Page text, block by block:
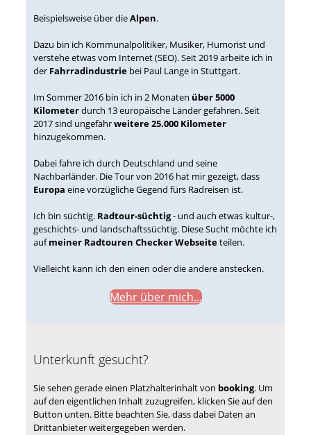
Beispielsweise über dieAlpen.
Dazu bin ich Kommunalpolitiker, Musiker, Humorist und
verstehe etwas vom Internet (SEO). Seit 2019 arbeite ich in
der Fahrradindustrie bei Paul Lange in Stuttgart.
Im Sommer 2016 bin ich in 2 Monaten über 5000
Kilometerdurch 13 europäische Länder gefahren. Seit
2017 sind ungefährweitere 25.000 Kilometer
hinzugekommen.
Dabei fahre ich durch Deutschland und seine
Nachbarländer. Die Tour von 2016 hat mir gezeigt, dass
Europa eine vorzügliche Gegend fürs Radreisen ist.
Ich bin süchtig. Radtour-süchtig- und auch etwas kultur-,
geschichts- und landschaftssüchtig. Diese Sucht möchte ich
aufmeiner Radtouren Checker Webseiteteilen.
Vielleicht kann ich den einen oder die andere anstecken.
Mehr über mich...
Unterkunft gesucht?
Sie sehen gerade einen Platzhalterinhalt von booking. Um
auf den eigentlichen Inhalt zuzugreifen, klicken Sie auf den
Button unten. Bitte beachten Sie, dass dabei Daten an
Drittanbieter weitergegeben werden.